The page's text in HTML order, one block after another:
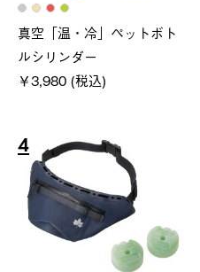
真空「温・冷」ペットボト
ルシリンダー
￥3,980 (税込)
4